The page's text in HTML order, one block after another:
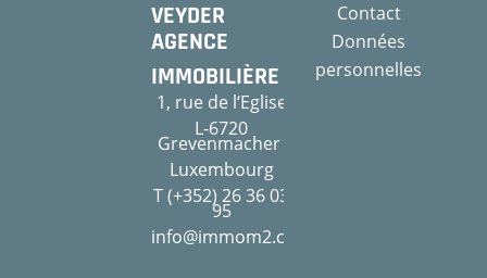
VEYDER
AGENCE
IMMOBILIÈRE
1, rue de l‘Eglise
L-6720
Grevenmacher
Luxembourg
T (+352) 26 36 03
95
info@immom2.com
Contact
Données
personnelles